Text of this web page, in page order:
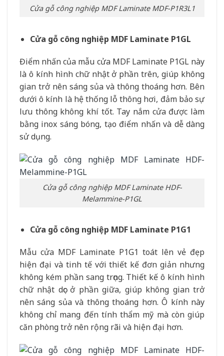
Cửa gỗ công nghiệp MDF Laminate MDF-P1R3L1
Cửa gỗ công nghiệp MDF Laminate P1GL
Điểm nhấn của mẫu cửa MDF Laminate P1GL này
là ô kính hình chữ nhật ở phần trên, giúp không
gian trở nên sáng sủa và thông thoáng hơn. Bên
dưới ô kính là hệ thống lỗ thông hơi, đảm bảo sự
lưu thông không khí tốt. Tay nắm cửa được làm
bằng inox sáng bóng, tạo điểm nhấn và dễ dàng
sử dụng.
Cửa gỗ công nghiệp MDF Laminate HDF-
Melammine-P1GL
Cửa gỗ công nghiệp MDF Laminate P1G1
Mẫu cửa MDF Laminate P1G1 toát lên vẻ đẹp
hiện đại và tinh tế với thiết kế đơn giản nhưng
không kém phần sang trọng. Thiết kế ô kính hình
chữ nhật dọc ở phần giữa, giúp không gian trở
nên sáng sủa và thông thoáng hơn. Ô kính này
không chỉ mang đến tính thẩm mỹ mà còn giúp
căn phòng trở nên rộng rãi và hiện đại hơn.